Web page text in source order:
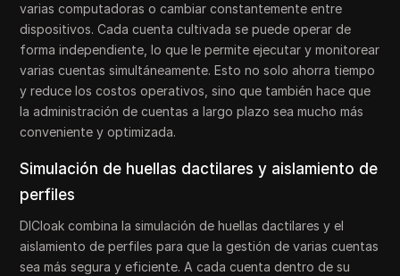
varias computadoras o cambiar constantemente entre
dispositivos. Cada cuenta cultivada se puede operar de
forma independiente, lo que le permite ejecutar y monitorear
varias cuentas simultáneamente. Esto no solo ahorra tiempo
y reduce los costos operativos, sino que también hace que
la administración de cuentas a largo plazo sea mucho más
conveniente y optimizada.
Simulación de huellas dactilares y aislamiento de
perfiles
DICloak combina la simulación de huellas dactilares y el
aislamiento de perfiles para que la gestión de varias cuentas
sea más segura y eficiente. A cada cuenta dentro de su